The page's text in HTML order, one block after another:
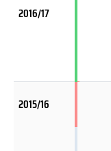
2016/17
2015/16